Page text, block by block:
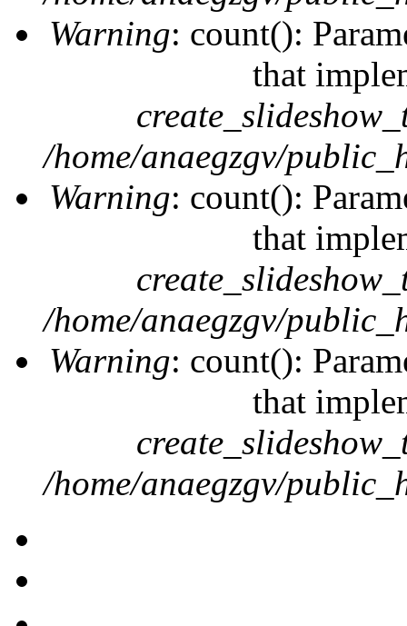
Warning: count():
that
/home/anaegzgv/
Warning: count():
that
/home/anaegzgv/
Warning: count():
that
/home/anaegzgv/